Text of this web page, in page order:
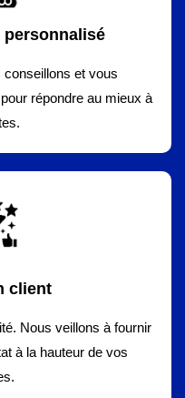
personnalisé
et vous
répondre au mieux à
client
Nous veillons à fournir
à la hauteur de vos